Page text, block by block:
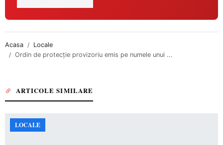
Acasa
Locale
Ordin de protecție provizoriu emis pe numele unui ...
ARTICOLE SIMILARE
LOCALE